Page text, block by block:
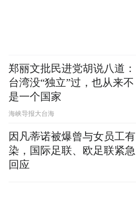
郑丽文批民进党胡说八道：
台湾没“独立”过，也从来不
是一个国家
​海峡导报大台海
因凡蒂诺被爆曾与女员工有
染，国际足联、欧足联紧急
回应